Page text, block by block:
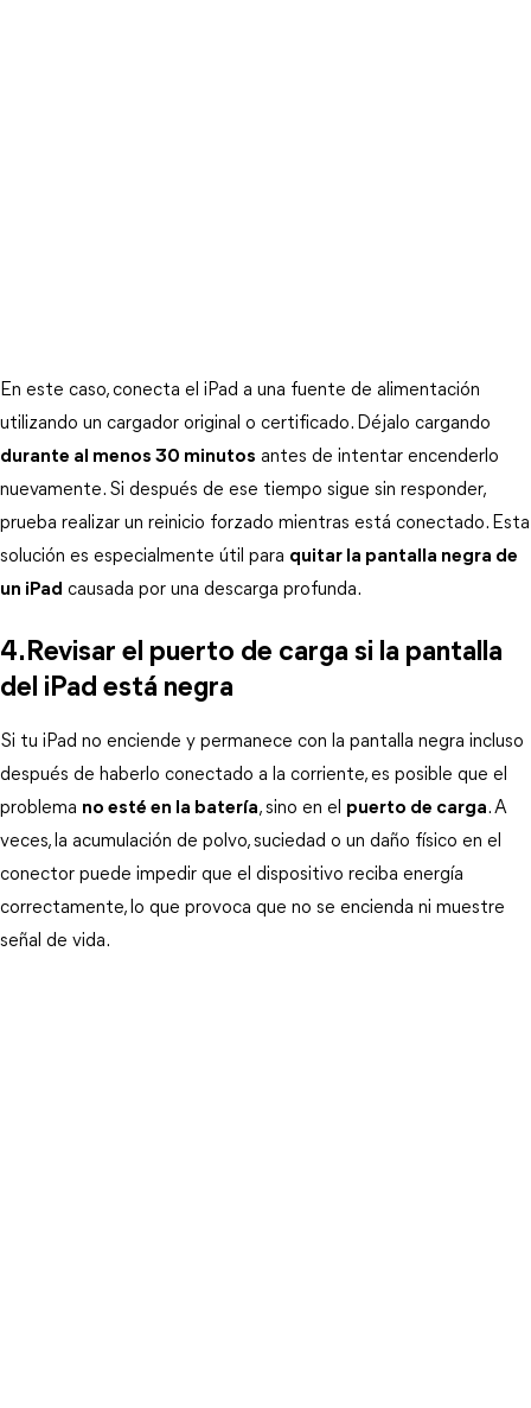
En este caso, conecta el iPad a una fuente de alimentación
durante al menos 30 minutos antes de intentar encenderlo
nuevamente. Si después de ese tiempo sigue sin responder,
prueba realizar un reinicio forzado mientras está conectado. Esta
solución es especialmente útil para quitar la pantalla negra de
un iPad causada por una descarga profunda.
4.Revisar el puerto de carga si la pantalla
del iPad está negra
Si tu iPad no enciende y permanece con la pantalla negra incluso
después de haberlo conectado a la corriente, es posible que el
problema no esté en la batería, sino en el puerto de carga. A
veces, la acumulación de polvo, suciedad o un daño físico en el
conector puede impedir que el dispositivo reciba energía
correctamente, lo que provoca que no se encienda ni muestre
señal de vida.